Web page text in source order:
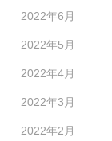
2022年6月
2022年5月
2022年4月
2022年3月
2022年2月